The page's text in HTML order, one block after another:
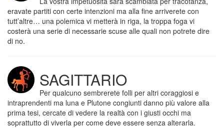
eravate partiti con certe intenzioni ma alla fine arriverete con
tutt’altre… una polemica vi metterà in riga, la troppa foga vi
costerà una serie di necessarie scuse alle quali non potrete dire
di no.
SAGITTARIO
Per qualcuno sembrerete folli per altri coraggiosi e
intraprendenti ma luna e Plutone congiunti danno più valore alla
prima tesi, cercate di vedere la realtà con i giusti occhi ma
soprattutto di viverla per come deve essere senza alterarla.